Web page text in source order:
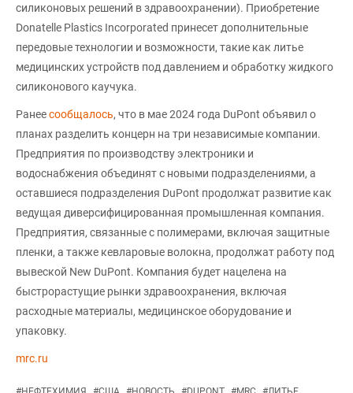
силиконовых решений в здравоохранении). Приобретение
Donatelle Plastics Incorporated принесет дополнительные
передовые технологии и возможности, такие как литье
медицинских устройств под давлением и обработку жидкого
силиконового каучука.
Ранеесообщалось, что в мае 2024 года DuPont объявил о
планах разделить концерн на три независимые компании.
Предприятия по производству электроники и
водоснабжения объединят с новыми подразделениями, а
оставшиеся подразделения DuPont продолжат развитие как
ведущая диверсифицированная промышленная компания.
Предприятия, связанные с полимерами, включая защитные
пленки, а также кевларовые волокна, продолжат работу под
вывеской New DuPont. Компания будет нацелена на
быстрорастущие рынки здравоохранения, включая
расходные материалы, медицинское оборудование и
упаковку.
mrc.ru